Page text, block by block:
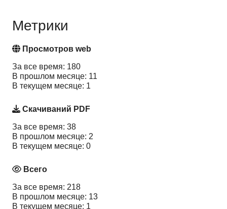
Метрики
Просмотров web
За все время: 180
В прошлом месяце: 11
В текущем месяце: 1
Скачиваний PDF
За все время: 38
В прошлом месяце: 2
В текущем месяце: 0
Всего
За все время: 218
В прошлом месяце: 13
В текущем месяце: 1